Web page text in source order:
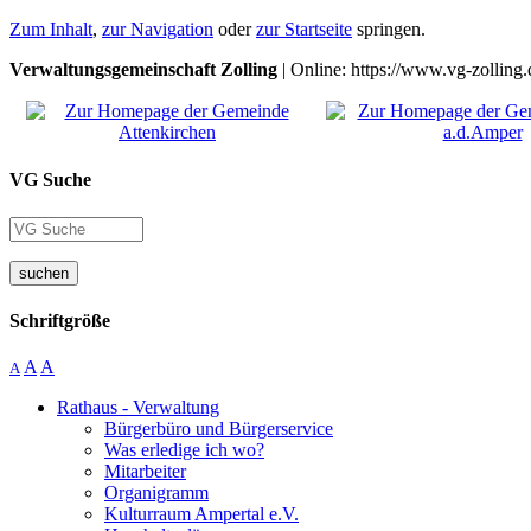
Zum Inhalt, zur Navigation oderzur Startseite springen.
Verwaltungsgemeinschaft Zolling | Online: https://www.vg-
VG Suche
suchen
Schriftgröße
A A A
Rathaus - Verwaltung
Bürgerbüro und Bürgerservice
Was erledige ich wo?
Mitarbeiter
Organigramm
Kulturraum Ampertal e.V.